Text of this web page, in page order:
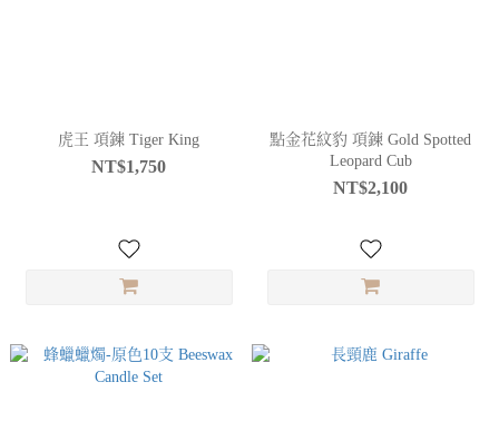
虎王 項鍊 Tiger King
NT$1,750
點金花紋豹 項鍊 Gold Spotted
Leopard Cub
NT$2,100